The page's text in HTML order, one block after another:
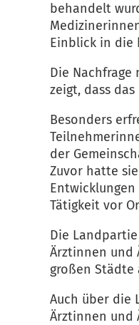
behandelt
Einblick in die
Die Nachfrage
zeigt, dass
Besonders
der
Zuvor hatte
Tätigkeit vor
Die
Ärztinnen und
großen Städte
Auch über die
Ärztinnen und